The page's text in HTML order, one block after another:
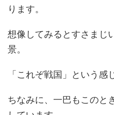
ります。
想像してみるとすさまじ
景。
「これぞ戦国」という感
ちなみに、一巴もこのと